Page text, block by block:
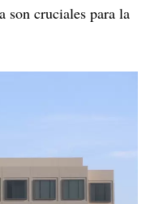
son cruciales para la